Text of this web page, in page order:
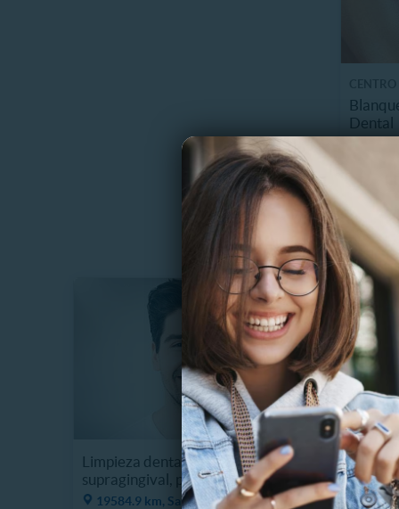
Dental
86%
Limpieza dental,destartraje
supragingival, profilaxis, fluor
19584.9 km, Santiago
DENTAL